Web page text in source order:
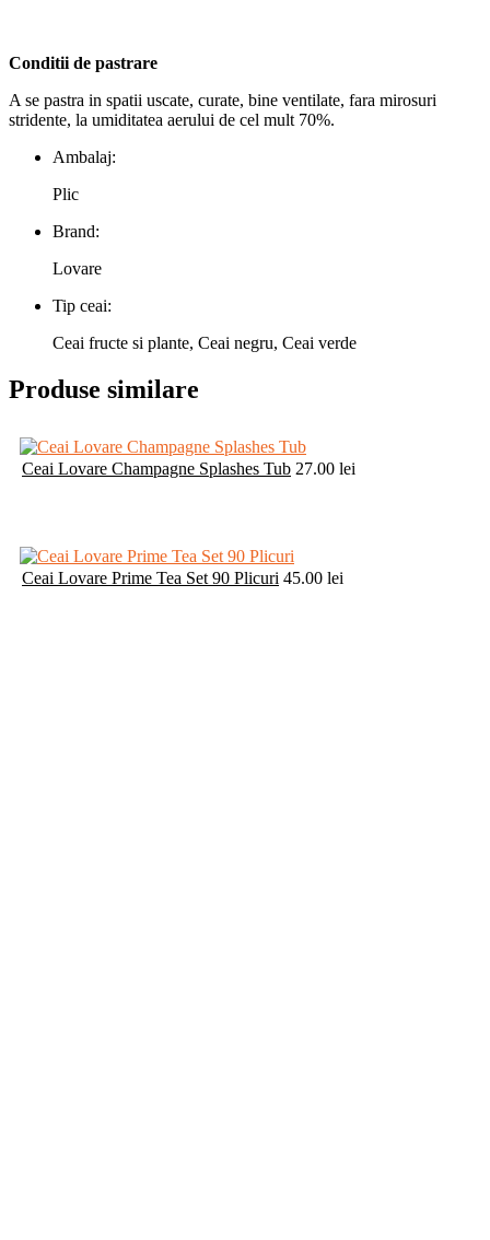
Conditii de pastrare
A se pastra in spatii uscate, curate, bine ventilate, fara mirosuri
stridente, la umiditatea aerului de cel mult 70%.
Ambalaj:
Plic
Brand:
Lovare
Tip ceai:
Ceai fructe si plante, Ceai negru, Ceai verde
Produse similare
Ceai Lovare Champagne Splashes Tub 27.00 lei
Ceai Lovare Prime Tea Set 90 Plicuri 45.00 lei